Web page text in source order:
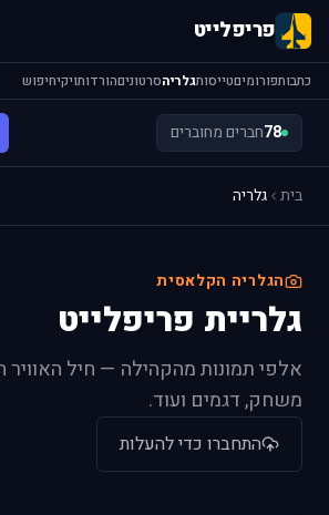
פריפלייט
כתבותפורומיםטייסותגלריהסרטוניםהורדותויקיחיפוש
78חברים מחוברים
בית גלריה
הגלריה הקלאסית
גלריית פריפלייט
אלפי תמונות מהקהילה — חיל האוויר
משחק, דגמים ועוד.
התחברו כדי להעלות